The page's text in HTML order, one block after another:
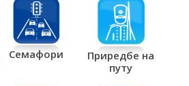
Семафори
Приредбе на
путу